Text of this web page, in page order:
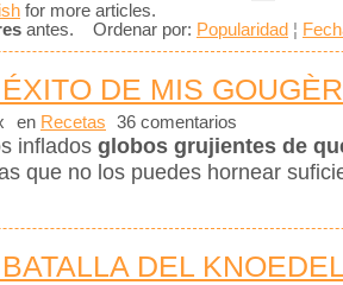
for more articles.
antes. Ordenar por: Popularidad ¦
DE MIS
en Recetas 36 comentarios
inflados globos grujientes de
que no los puedes hornear
DEL